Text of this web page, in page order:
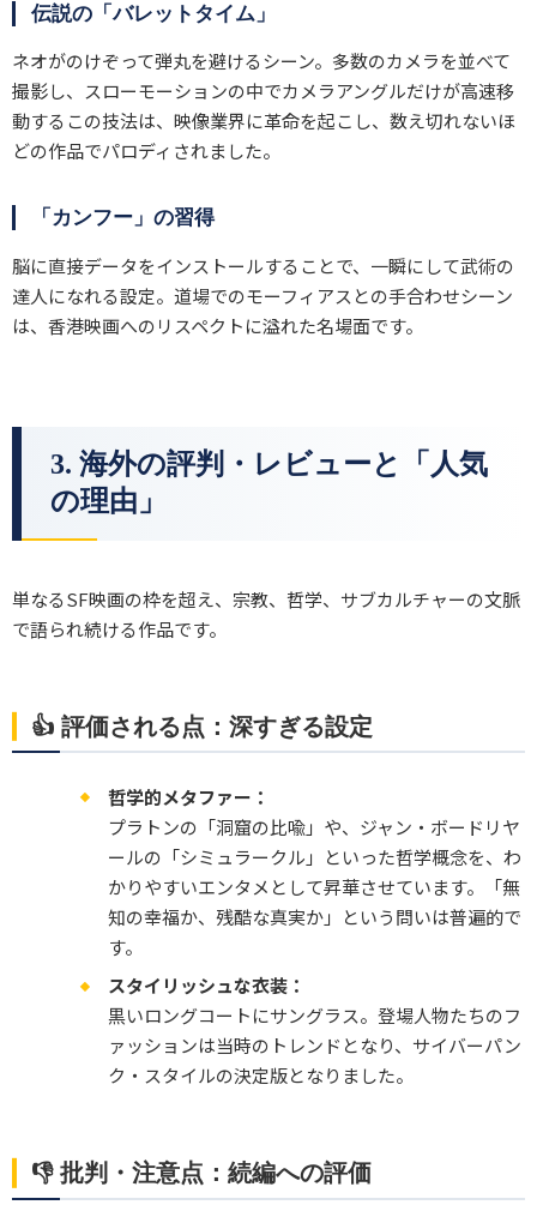
伝説の「バレットタイム」
ネオがのけぞって弾丸を避けるシーン。多数のカメラを並べて
撮影し、スローモーションの中でカメラアングルだけが高速移
動するこの技法は、映像業界に革命を起こし、数え切れないほ
どの作品でパロディされました。
「カンフー」の習得
脳に直接データをインストールすることで、一瞬にして武術の
達人になれる設定。道場でのモーフィアスとの手合わせシーン
は、香港映画へのリスペクトに溢れた名場面です。
3. 海外の評判・レビューと「人気
の理由」
単なるSF映画の枠を超え、宗教、哲学、サブカルチャーの文脈
で語られ続ける作品です。
👍 評価される点：深すぎる設定
哲学的メタファー：
プラトンの「洞窟の比喩」や、ジャン・ボードリヤ
ールの「シミュラークル」といった哲学概念を、わ
かりやすいエンタメとして昇華させています。「無
知の幸福か、残酷な真実か」という問いは普遍的で
す。
スタイリッシュな衣装：
黒いロングコートにサングラス。登場人物たちのフ
ァッションは当時のトレンドとなり、サイバーパン
ク・スタイルの決定版となりました。
👎 批判・注意点：続編への評価